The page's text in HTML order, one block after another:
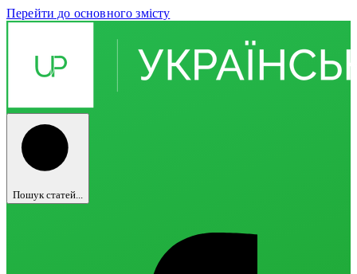
Перейти до основного змісту
Пошук статей...